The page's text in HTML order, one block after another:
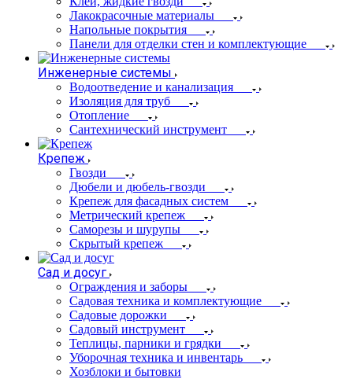
Лакокрасочные материалы
Напольные покрытия
Панели для отделки стен и комплектующие
Инженерные системы
Водоотведение и канализация
Изоляция для труб
Отопление
Сантехнический инструмент
Крепеж
Гвозди
Дюбели и дюбель-гвозди
Крепеж для фасадных систем
Метрический крепеж
Саморезы и шурупы
Скрытый крепеж
Сад и досуг
Ограждения и заборы
Садовая техника и комплектующие
Садовые дорожки
Садовый инструмент
Теплицы, парники и грядки
Уборочная техника и инвентарь
Хозблоки и бытовки